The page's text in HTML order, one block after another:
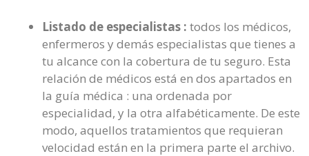
Listado de especialistas : todos los médicos,
enfermeros y demás especialistas que tienes a
tu alcance con la cobertura de tu seguro. Esta
relación de médicos está en dos apartados en
la guía médica : una ordenada por
especialidad, y la otra alfabéticamente. De este
modo, aquellos tratamientos que requieran
velocidad están en la primera parte el archivo.